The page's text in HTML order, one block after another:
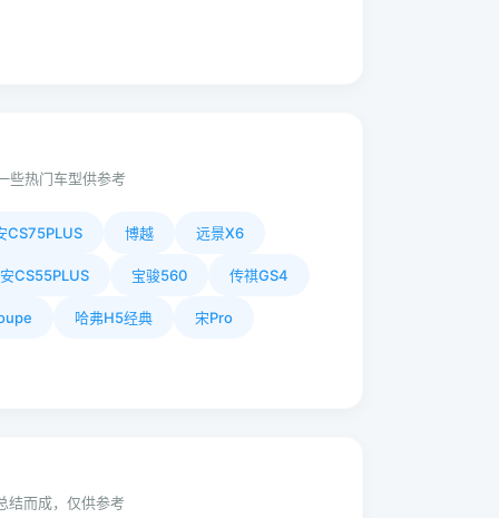
些热门车型供参考
CS75PLUS 博越 远景X6
CS55PLUS 宝骏560 传祺GS4
哈弗H5经典 宋Pro
结而成，仅供参考